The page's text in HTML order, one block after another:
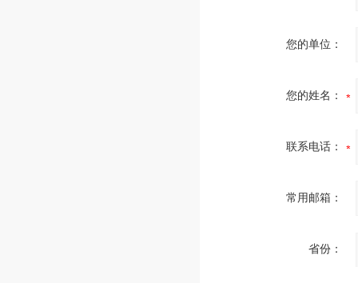
您的单位：
您的姓名：
联系电话：
常用邮箱：
省份：